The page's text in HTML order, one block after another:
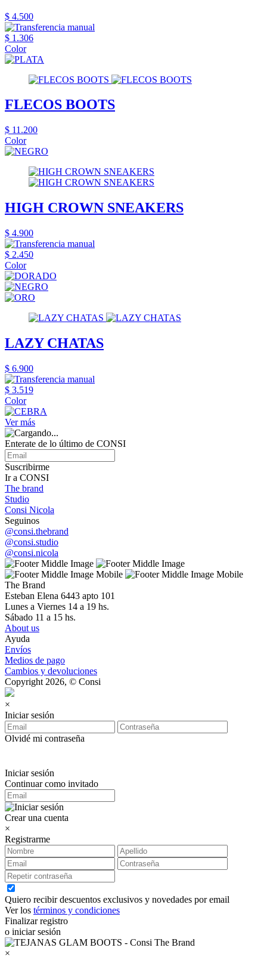
$ 4.500
$ 1.306
Color
FLECOS BOOTS
$ 11.200
Color
HIGH CROWN SNEAKERS
$ 4.900
$ 2.450
Color
LAZY CHATAS
$ 6.900
$ 3.519
Color
Ver más
Enterate de lo último de CONSI
Suscribirme
Ir a CONSI
The brand
Studio
Consi Nicola
Seguinos
@consi.thebrand
@consi.studio
@consi.nicola
The Brand
Esteban Elena 6443 apto 101
Lunes a Viernes 14 a 19 hs.
Sábado 11 a 15 hs.
About us
Ayuda
Envíos
Medios de pago
Cambios y devoluciones
Copyright 2026, © Consi
×
Iniciar sesión
Olvidé mi contraseña
Iniciar sesión
Continuar como invitado
Crear una cuenta
×
Registrarme
Quiero recibir descuentos exclusivos y novedades por email
Ver los términos y condiciones
Finalizar registro
o iniciar sesión
×